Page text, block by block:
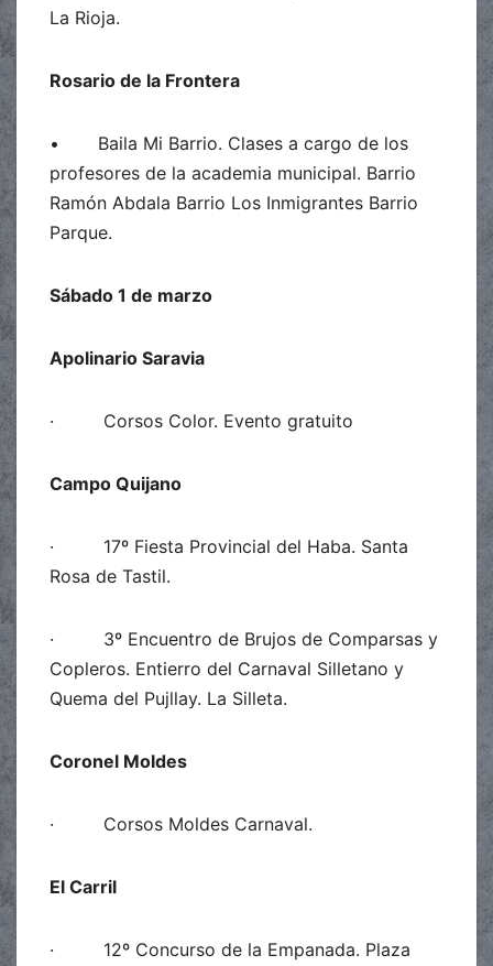
La Rioja.
Rosario de la Frontera
• Baila Mi Barrio. Clases a cargo de los
profesores de la academia municipal. Barrio
Ramón Abdala Barrio Los Inmigrantes Barrio
Parque.
Sábado 1 de marzo
Apolinario Saravia
· Corsos Color. Evento gratuito
Campo Quijano
· 17º Fiesta Provincial del Haba. Santa
Rosa de Tastil.
· 3º Encuentro de Brujos de Comparsas y
Copleros. Entierro del Carnaval Silletano y
Quema del Pujllay. La Silleta.
Coronel Moldes
· Corsos Moldes Carnaval.
El Carril
· 12º Concurso de la Empanada. Plaza